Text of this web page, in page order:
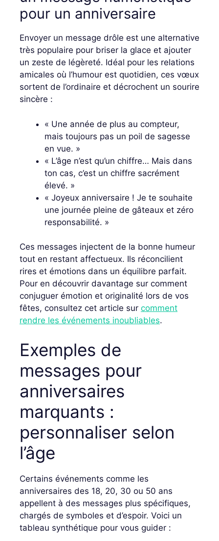
pour un anniversaire
Envoyer un message drôle est une alternative
très populaire pour briser la glace et ajouter
un zeste de légèreté. Idéal pour les relations
amicales où l’humour est quotidien, ces vœux
sortent de l’ordinaire et décrochent un sourire
sincère :
« Une année de plus au compteur,
mais toujours pas un poil de sagesse
en vue. »
« L’âge n’est qu’un chiffre… Mais dans
ton cas, c’est un chiffre sacrément
élevé. »
« Joyeux anniversaire ! Je te souhaite
une journée pleine de gâteaux et zéro
responsabilité. »
Ces messages injectent de la bonne humeur
tout en restant affectueux. Ils réconcilient
rires et émotions dans un équilibre parfait.
Pour en découvrir davantage sur comment
conjuguer émotion et originalité lors de vos
fêtes, consultez cet article sur comment
rendre les événements inoubliables.
Exemples de
messages pour
anniversaires
marquants :
personnaliser selon
l’âge
Certains événements comme les
anniversaires des 18, 20, 30 ou 50 ans
appellent à des messages plus spécifiques,
chargés de symboles et d’espoir. Voici un
tableau synthétique pour vous guider :